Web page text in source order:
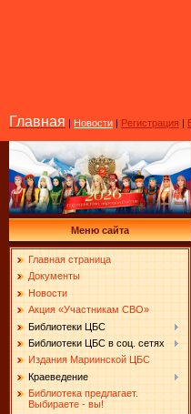
Главная | Новости | Регистрация |
Меню сайта
Главная страница
Документы
Новости
Акция «Участникам СВО»
Библиотеки ЦБС
Библиотеки ЦБС в соц. сетях
Издания Мариинской ЦБС
Краеведение
Библиотека предлагает.
Выбираете - вы!